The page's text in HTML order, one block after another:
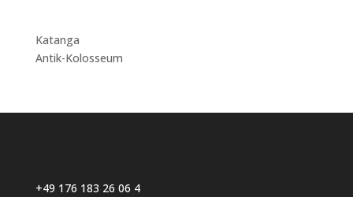
Katanga
Antik-Kolosseum
+49 176 183 26 06 4